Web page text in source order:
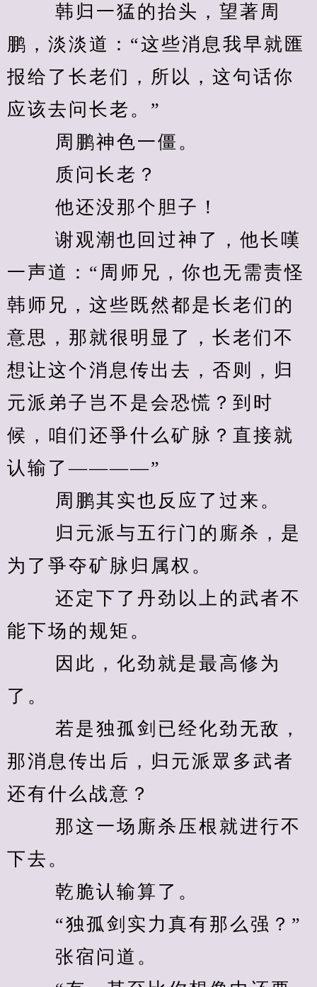
韩归一猛的抬头，望著周
鹏，淡淡道：“这些消息我早就匯
报给了长老们，所以，这句话你
应该去问长老。”
周鹏神色一僵。
质问长老？
他还没那个胆子！
谢观潮也回过神了，他长嘆
一声道：“周师兄，你也无需责怪
韩师兄，这些既然都是长老们的
意思，那就很明显了，长老们不
想让这个消息传出去，否则，归
元派弟子岂不是会恐慌？到时
候，咱们还爭什么矿脉？直接就
认输了————”
周鹏其实也反应了过来。
归元派与五行门的廝杀，是
为了爭夺矿脉归属权。
还定下了丹劲以上的武者不
能下场的规矩。
因此，化劲就是最高修为
了。
若是独孤剑已经化劲无敌，
那消息传出后，归元派眾多武者
还有什么战意？
那这一场廝杀压根就进行不
下去。
乾脆认输算了。
“独孤剑实力真有那么强？”
张宿问道。